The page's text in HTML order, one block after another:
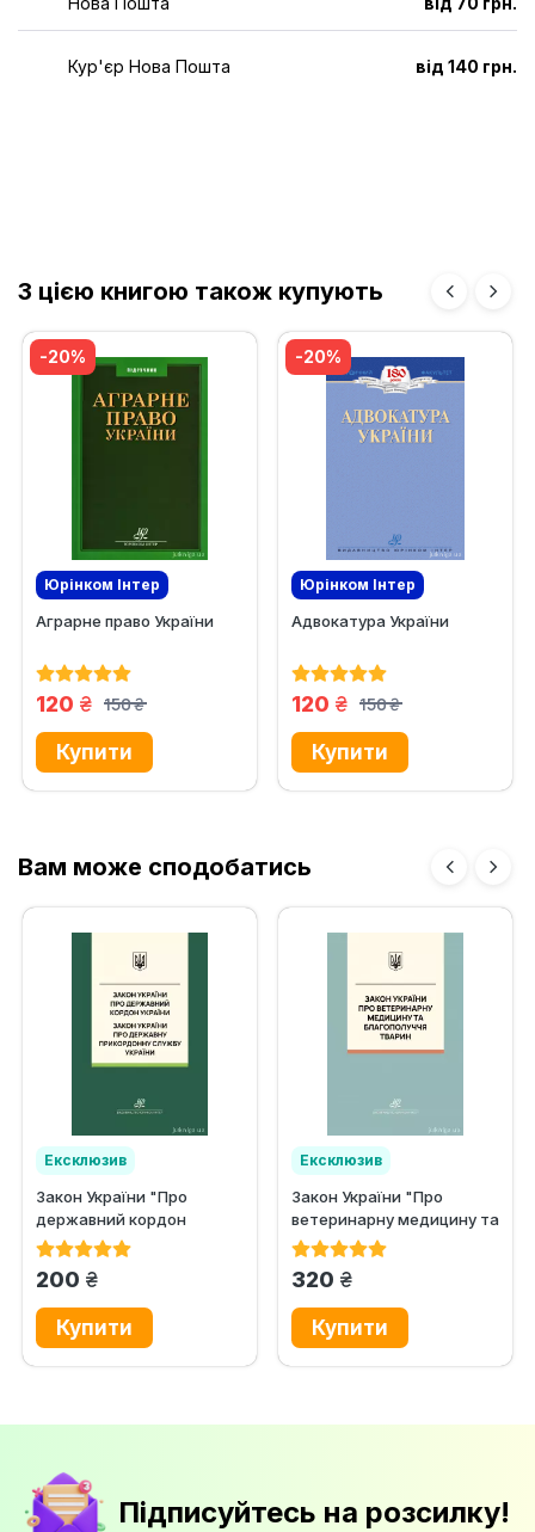
Кур'єр Нова Пошта від 140 грн.
З цією книгою також купують
Юрінком Iнтер
Аграрне право України
-20%
150
грн.
120 грн.
Юрінком Iнтер
Адвокатура України
-20%
150
грн.
120 грн.
Вам може сподобатись
Ексклюзив
Закон України "Про
державний кордон
України", Закон України...
200 грн.
Ексклюзив
Закон України "Про
ветеринарну медицину та
благополуччя...
320 грн.
Підписуйтесь на розсилку!